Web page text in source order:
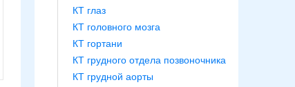
КТ глаз
КТ головного мозга
КТ гортани
КТ грудного отдела позвоночника
КТ грудной аорты